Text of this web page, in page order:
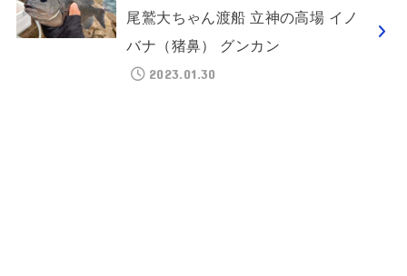
尾鷲大ちゃん渡船 立神の高場 イノ
バナ（猪鼻） グンカン
2023.01.30